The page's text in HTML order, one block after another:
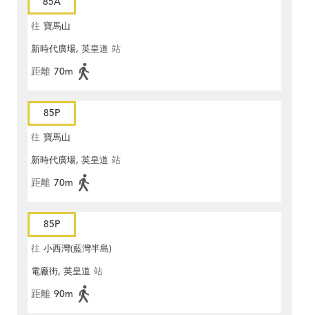
往 寶馬山
新時代廣場, 英皇道 站
距離 70m
85P
往 寶馬山
新時代廣場, 英皇道 站
距離 70m
85P
往 小西灣(藍灣半島)
電廠街, 英皇道 站
距離 90m